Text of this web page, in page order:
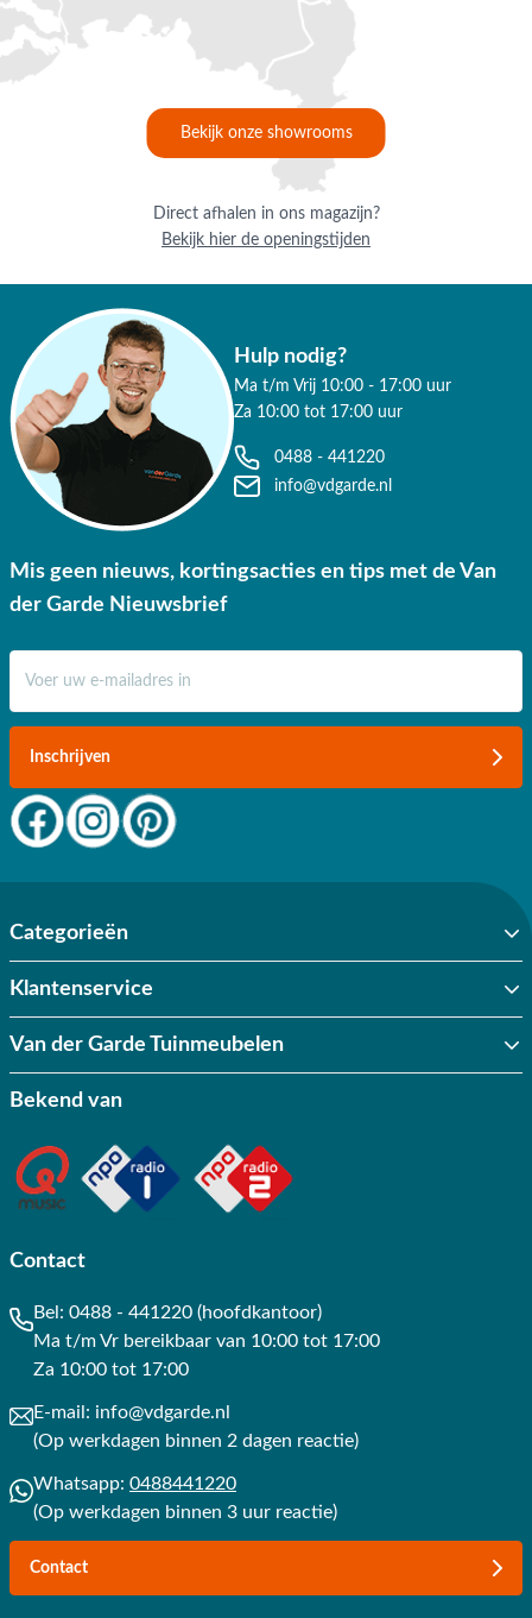
Bekijk onze showrooms
Direct afhalen in ons magazijn?
Bekijk hier de openingstijden
Hulp nodig?
Ma t/m Vrij 10:00 - 17:00 uur
Za 10:00 tot 17:00 uur
0488 - 441220
info@vdgarde.nl
Mis geen nieuws, kortingsacties en tips met de Van
der Garde Nieuwsbrief
Inschrijven
Categorieën
Klantenservice
Van der Garde Tuinmeubelen
Bekend van
Contact
Bel: 0488 - 441220 (hoofdkantoor)
Ma t/m Vr bereikbaar van 10:00 tot 17:00
Za 10:00 tot 17:00
E-mail: info@vdgarde.nl
(Op werkdagen binnen 2 dagen reactie)
Whatsapp: 0488441220
(Op werkdagen binnen 3 uur reactie)
Contact